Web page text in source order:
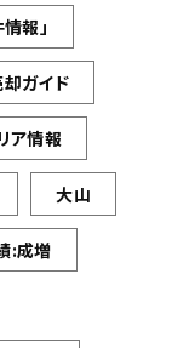
報」
ガイド
ア情報
大山
:成増